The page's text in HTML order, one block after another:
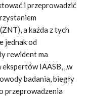
i przeprowadzić
a każda z tych
jednak od
rewident ma
IAASB, „w
badania, biegły
przeprowadzenia